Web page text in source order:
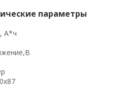
параметры
А*ч